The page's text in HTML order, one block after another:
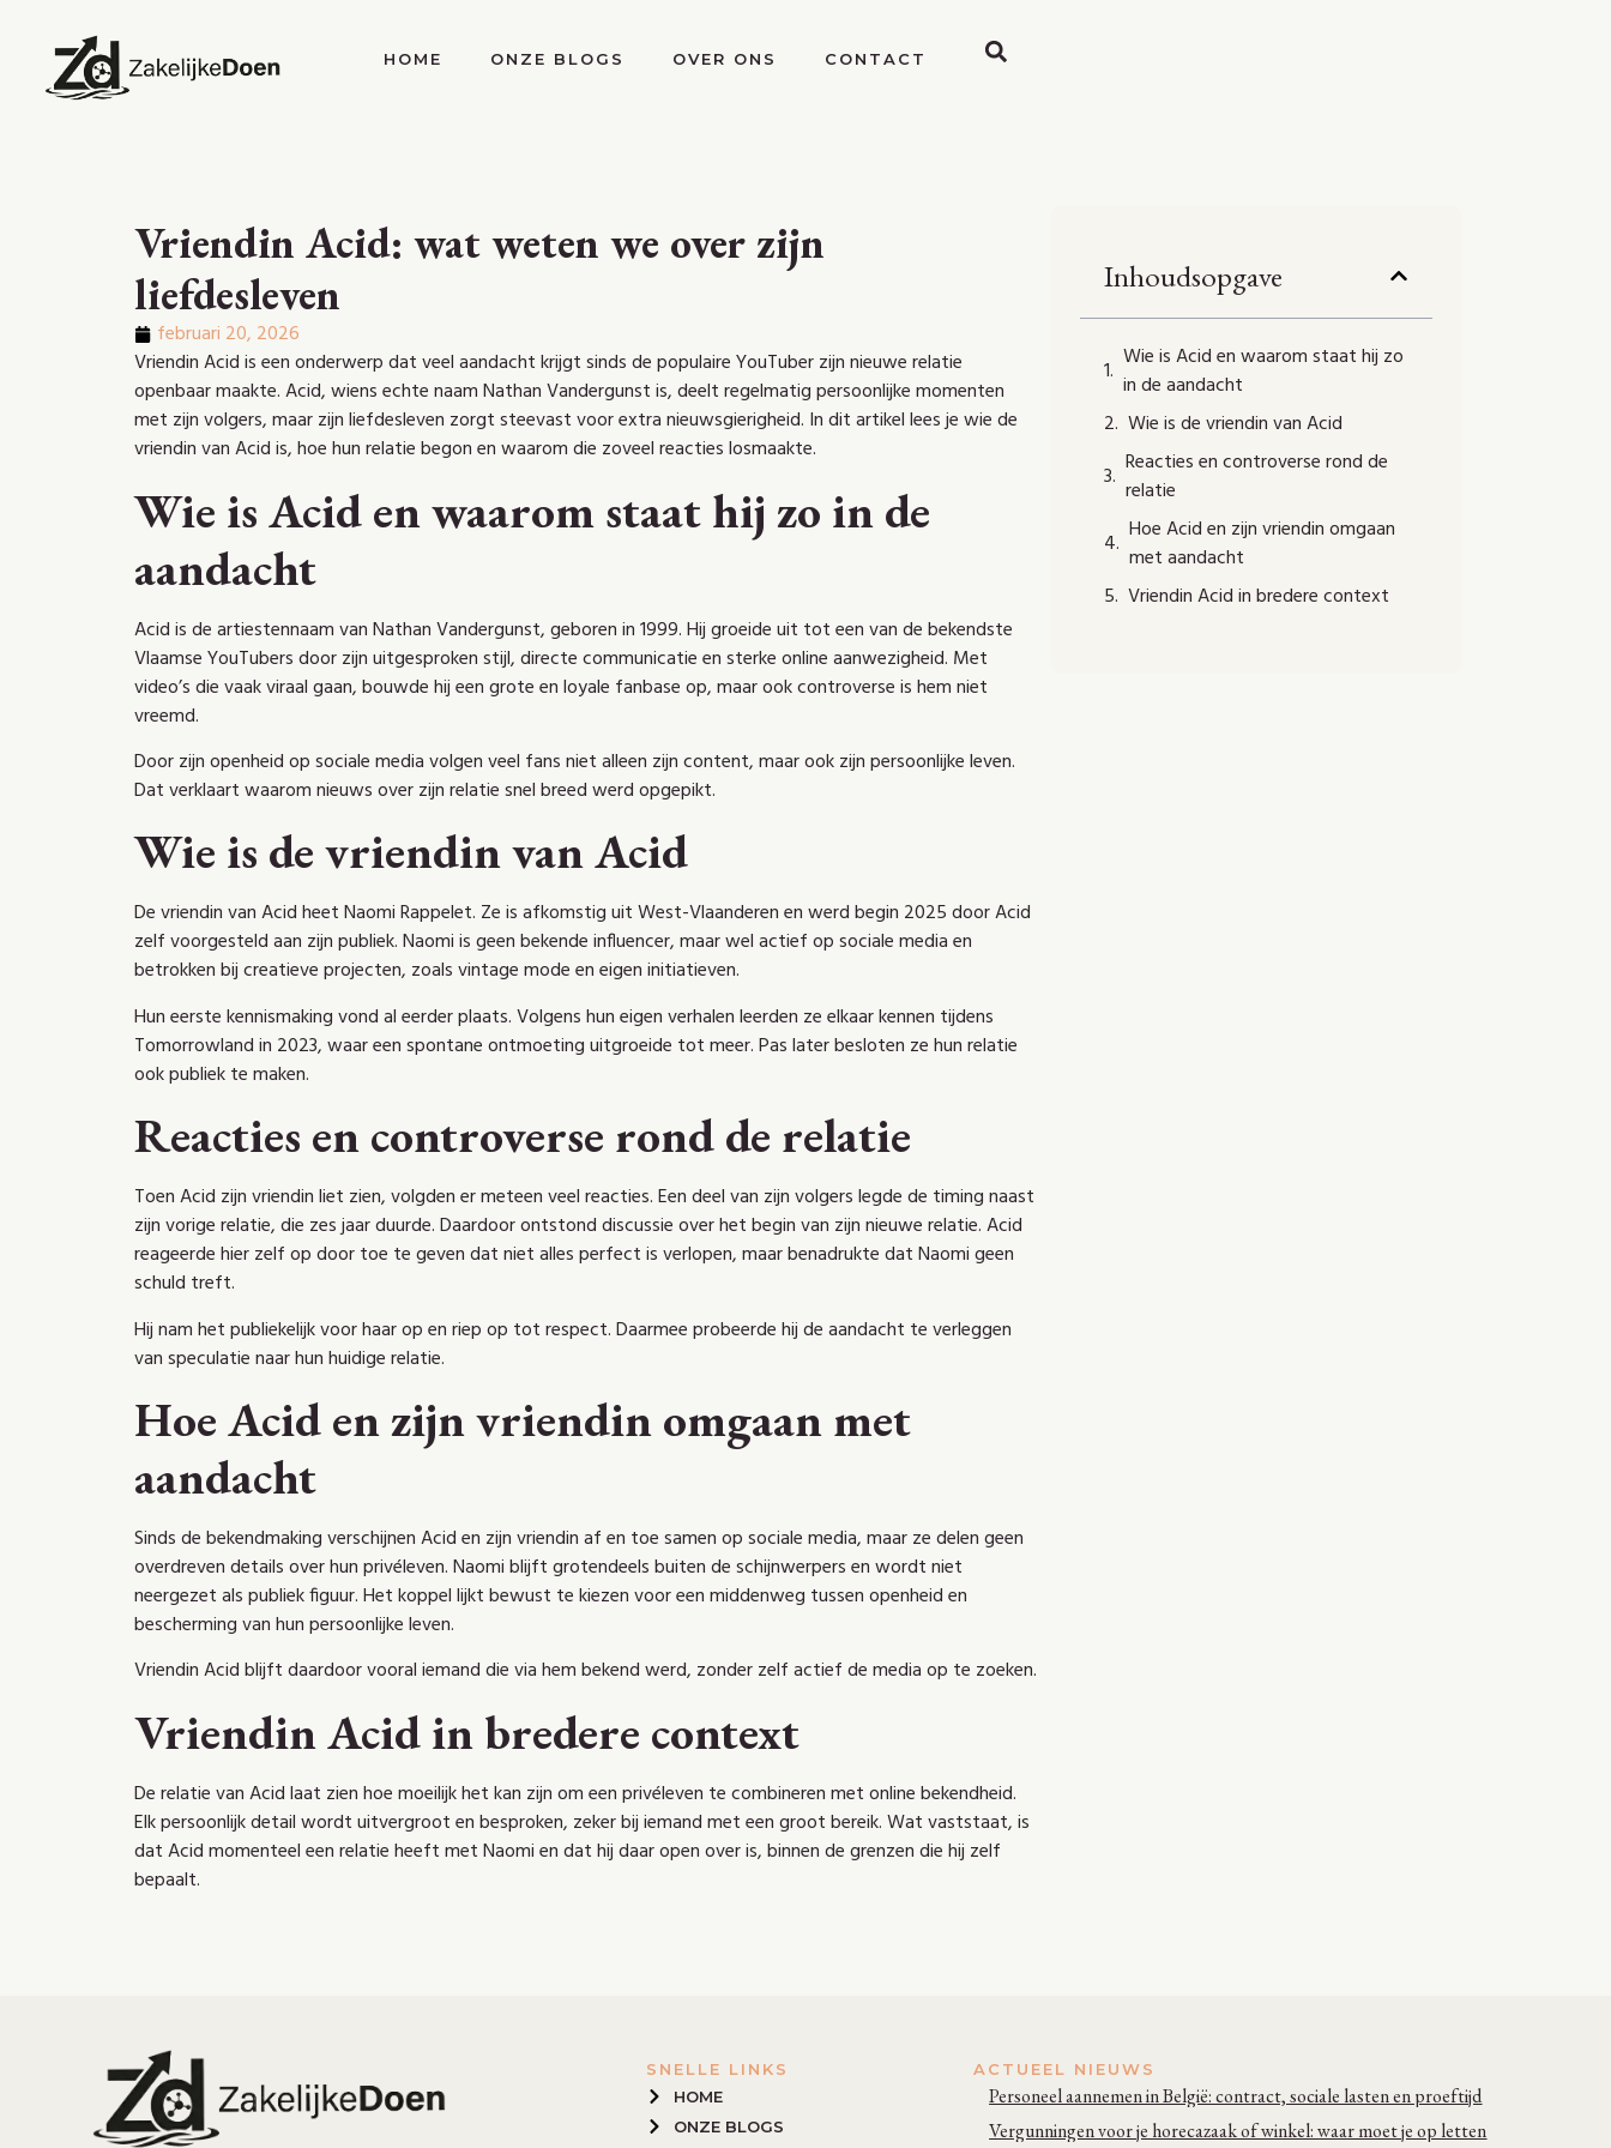
HOME ONZE BLOGS OVER ONS CONTACT
Vriendin Acid: wat weten we over zijn
liefdesleven
februari 20, 2026
Vriendin Acid is een onderwerp dat veel aandacht krijgt sinds de populaire YouTuber zijn nieuwe relatie
openbaar maakte. Acid, wiens echte naam Nathan Vandergunst is, deelt regelmatig persoonlijke momenten
met zijn volgers, maar zijn liefdesleven zorgt steevast voor extra nieuwsgierigheid. In dit artikel lees je wie de
vriendin van Acid is, hoe hun relatie begon en waarom die zoveel reacties losmaakte.
Wie is Acid en waarom staat hij zo in de
aandacht
Acid is de artiestennaam van Nathan Vandergunst, geboren in 1999. Hij groeide uit tot een van de bekendste
Vlaamse YouTubers door zijn uitgesproken stijl, directe communicatie en sterke online aanwezigheid. Met
video’s die vaak viraal gaan, bouwde hij een grote en loyale fanbase op, maar ook controverse is hem niet
vreemd.
Door zijn openheid op sociale media volgen veel fans niet alleen zijn content, maar ook zijn persoonlijke leven.
Dat verklaart waarom nieuws over zijn relatie snel breed werd opgepikt.
Wie is de vriendin van Acid
De vriendin van Acid heet Naomi Rappelet. Ze is afkomstig uit West-Vlaanderen en werd begin 2025 door Acid
zelf voorgesteld aan zijn publiek. Naomi is geen bekende influencer, maar wel actief op sociale media en
betrokken bij creatieve projecten, zoals vintage mode en eigen initiatieven.
Hun eerste kennismaking vond al eerder plaats. Volgens hun eigen verhalen leerden ze elkaar kennen tijdens
Tomorrowland in 2023, waar een spontane ontmoeting uitgroeide tot meer. Pas later besloten ze hun relatie
ook publiek te maken.
Reacties en controverse rond de relatie
Toen Acid zijn vriendin liet zien, volgden er meteen veel reacties. Een deel van zijn volgers legde de timing naast
zijn vorige relatie, die zes jaar duurde. Daardoor ontstond discussie over het begin van zijn nieuwe relatie. Acid
reageerde hier zelf op door toe te geven dat niet alles perfect is verlopen, maar benadrukte dat Naomi geen
schuld treft.
Hij nam het publiekelijk voor haar op en riep op tot respect. Daarmee probeerde hij de aandacht te verleggen
van speculatie naar hun huidige relatie.
Hoe Acid en zijn vriendin omgaan met
aandacht
Sinds de bekendmaking verschijnen Acid en zijn vriendin af en toe samen op sociale media, maar ze delen geen
overdreven details over hun privéleven. Naomi blijft grotendeels buiten de schijnwerpers en wordt niet
neergezet als publiek figuur. Het koppel lijkt bewust te kiezen voor een middenweg tussen openheid en
bescherming van hun persoonlijke leven.
Vriendin Acid blijft daardoor vooral iemand die via hem bekend werd, zonder zelf actief de media op te zoeken.
Vriendin Acid in bredere context
De relatie van Acid laat zien hoe moeilijk het kan zijn om een privéleven te combineren met online bekendheid.
Elk persoonlijk detail wordt uitvergroot en besproken, zeker bij iemand met een groot bereik. Wat vaststaat, is
dat Acid momenteel een relatie heeft met Naomi en dat hij daar open over is, binnen de grenzen die hij zelf
bepaalt.
Inhoudsopgave
Wie is Acid en waarom staat hij zo
in de aandacht
Wie is de vriendin van Acid
Reacties en controverse rond de
relatie
Hoe Acid en zijn vriendin omgaan
met aandacht
Vriendin Acid in bredere context
SNELLE LINKS
HOME
ONZE BLOGS
ACTUEEL NIEUWS
Personeel aannemen in België: contract, sociale lasten en proeftijd
Vergunningen voor je horecazaak of winkel: waar moet je op letten